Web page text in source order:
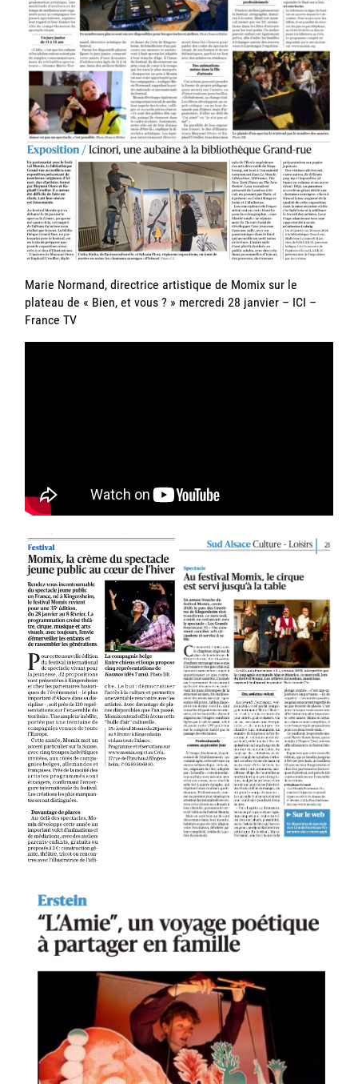
Marie Normand, directrice artistique de Momix sur le
plateau de « Bien, et vous ? » mercredi 28 janvier – ICI –
France TV